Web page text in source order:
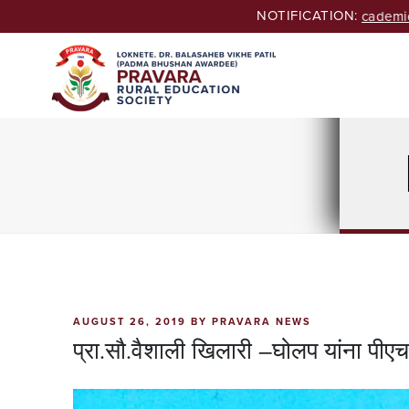
to
NOTIFICATION:
Admissions of B.Ed. & M.Ed. Courses for Academic
POSTED
AUGUST 26, 2019 BY PRAVARA NEWS
प्रा.सौ.वैशाली खिलारी –घोलप यांना